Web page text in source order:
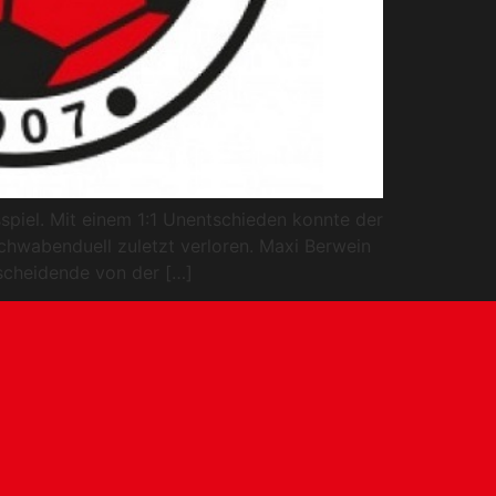
Mit einem 1:1 Unentschieden konnte der
zuletzt verloren. Maxi Berwein
von der […]